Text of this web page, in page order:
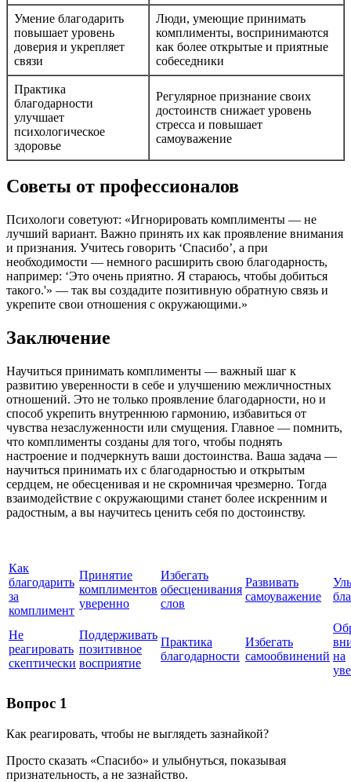
Умение благодарить
повышает уровень
доверия и укрепляет
связи
Люди, умеющие принимать
комплименты, воспринимаются
как более открытые и приятные
собеседники
Практика
благодарности
улучшает
психологическое
здоровье
Регулярное признание своих
достоинств снижает уровень
стресса и повышает
самоуважение
Советы от профессионалов
Психологи советуют: «Игнорировать комплименты — не
лучший вариант. Важно принять их как проявление внимания
и признания. Учитесь говорить ‘Спасибо’, а при
необходимости — немного расширить свою благодарность,
например: ‘Это очень приятно. Я стараюсь, чтобы добиться
такого.'» — так вы создадите позитивную обратную связь и
укрепите свои отношения с окружающими.»
Заключение
Научиться принимать комплименты — важный шаг к
развитию уверенности в себе и улучшению межличностных
отношений. Это не только проявление благодарности, но и
способ укрепить внутреннюю гармонию, избавиться от
чувства незаслуженности или смущения. Главное — помнить,
что комплименты созданы для того, чтобы поднять
настроение и подчеркнуть ваши достоинства. Ваша задача —
научиться принимать их с благодарностью и открытым
сердцем, не обесценивая и не скромничая чрезмерно. Тогда
взаимодействие с окружающими станет более искренним и
радостным, а вы научитесь ценить себя по достоинству.
Как
благодарить
за
комплимент
Принятие
комплиментов
уверенно
Избегать
обесценивания
слов
Развивать
самоуважение
Не
реагировать
скептически
Поддерживать
позитивное
восприятие
Практика
благодарности
Избегать
самообвинений на
Вопрос 1
Как реагировать, чтобы не выглядеть зазнайкой?
Просто сказать «Спасибо» и улыбнуться, показывая
признательность, а не зазнайство.